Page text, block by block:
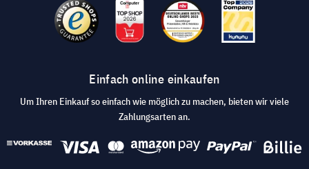
Einfach online einkaufen
Um Ihren Einkauf so einfach wie möglich zu machen, bieten wir viele
Zahlungsarten an.